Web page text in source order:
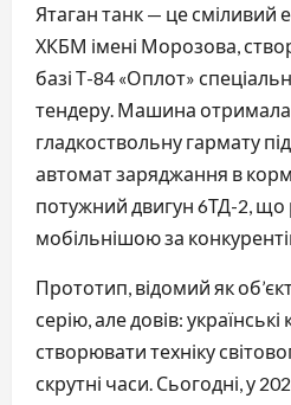
Ятаган танк — це сміливий
ХКБМ імені Морозова,
базі Т-84 «Оплот»
тендеру. Машина
гладкоствольну гармату
автомат заряджання в
потужний двигун 6ТД-2, що
мобільнішою за
Прототип, відомий як
серію, але довів:
створювати техніку
скрутні часи. Сьогодні, у